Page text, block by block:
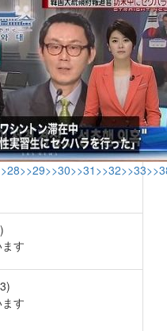
>>29>>30>>31 >>32>>33
す
す